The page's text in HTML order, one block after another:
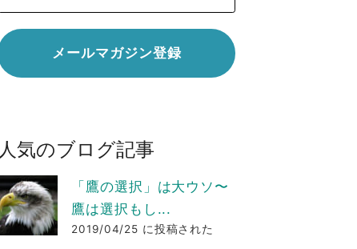
人気のブログ記事
「鷹の選択」は大ウソ〜
鷹は選択もし...
2019/04/25 に投稿された